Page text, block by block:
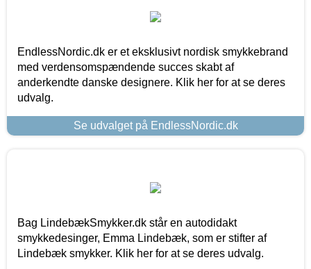
EndlessNordic.dk er et eksklusivt nordisk smykkebrand
med verdensomspændende succes skabt af
anderkendte danske designere. Klik her for at se deres
udvalg.
Se udvalget på EndlessNordic.dk
Bag LindebækSmykker.dk står en autodidakt
smykkedesinger, Emma Lindebæk, som er stifter af
Lindebæk smykker. Klik her for at se deres udvalg.